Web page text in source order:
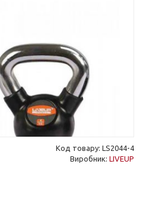
Код товару: LS2044-4
Виробник: LIVEUP